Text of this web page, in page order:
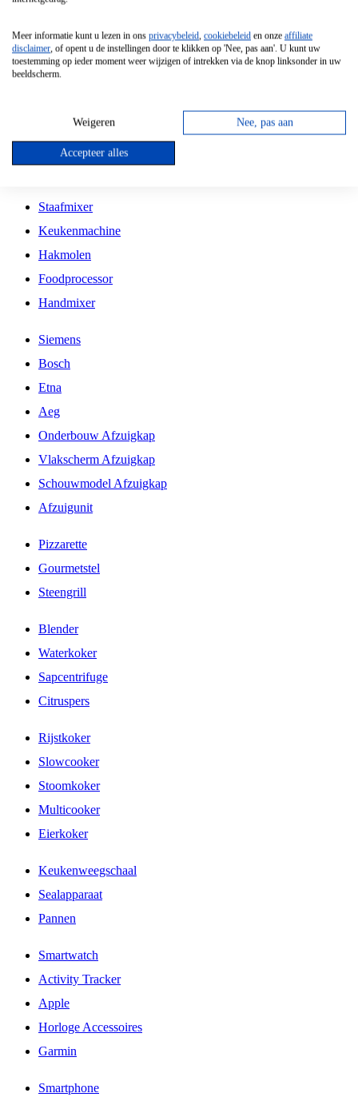
Vrijstaande Magnetron
Vrijstaande Kookplaat
Inbouw Gaskookplaat
Inbouw Keramische Kookplaat
Kookplaat Accessoires
Staafmixer
Keukenmachine
Hakmolen
Foodprocessor
Handmixer
Siemens
Bosch
Etna
Aeg
Onderbouw Afzuigkap
Vlakscherm Afzuigkap
Schouwmodel Afzuigkap
Afzuigunit
Pizzarette
Gourmetstel
Steengrill
Blender
Waterkoker
Sapcentrifuge
Citruspers
Rijstkoker
Slowcooker
Stoomkoker
Multicooker
Eierkoker
Keukenweegschaal
Sealapparaat
Pannen
Smartwatch
Activity Tracker
Apple
Horloge Accessoires
Garmin
Smartphone
Meer informatie kunt u lezen in ons privacybeleid, cookiebeleid en onze affiliate
disclaimer, of opent u de instellingen door te klikken op 'Nee, pas aan'. U kunt uw
toestemming op ieder moment weer wijzigen of intrekken via de knop linksonder in uw
beeldscherm.
Weigeren Nee, pas aan
Accepteer alles